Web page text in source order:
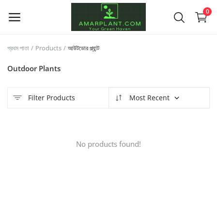
0
করুন
Main Menu
প্রথম পাতা Products আউটডোর প্ল্যান্ট
Outdoor Plants
Filter Products Most Recent
No products found!